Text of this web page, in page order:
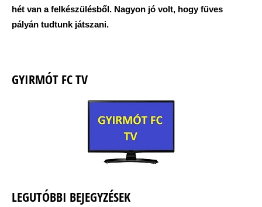
hét van a felkészülésből. Nagyon jó volt, hogy füves
pályán tudtunk játszani.
GYIRMÓT FC TV
LEGUTÓBBI BEJEGYZÉSEK